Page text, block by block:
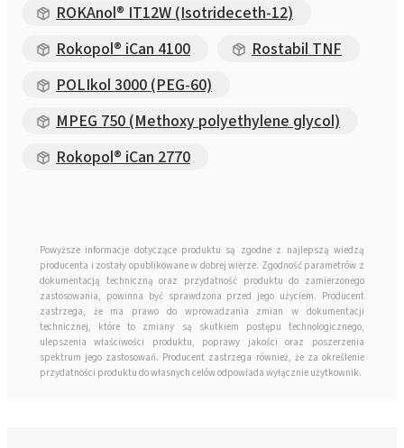
ROKAnol® IT12W (Isotrideceth-12)
Rokopol® iCan 4100
Rostabil TNF
POLIkol 3000 (PEG-60)
MPEG 750 (Methoxy polyethylene glycol)
Rokopol® iCan 2770
Powyższe informacje dotyczące produktu są zgodne z najlepszą wiedzą
producenta i zostały opublikowane w dobrej wierze. Zgodność parametrów z
dokumentacją techniczną oraz przydatność produktu do zamierzonego
zastosowania, powinna być sprawdzona przed jego użyciem. Producent
zastrzega, że ma prawo do wprowadzania zmian w dokumentacji
technicznej, które to zmiany są skutkiem postępu technologicznego,
ulepszenia właściwości produktu, poprawy jakości oraz poszerzenia
spektrum jego zastosowań. Producent zastrzega również, że za określenie
przydatności produktu do własnych celów odpowiada wyłącznie użytkownik.